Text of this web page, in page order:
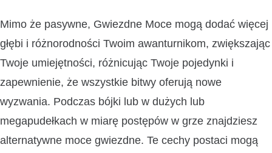
Mimo że pasywne, Gwiezdne Moce mogą dodać więcej
głębi i różnorodności Twoim awanturnikom, zwiększając
Twoje umiejętności, różnicując Twoje pojedynki i
zapewnienie, że wszystkie bitwy oferują nowe
wyzwania. Podczas bójki lub w dużych lub
megapudełkach w miarę postępów w grze znajdziesz
alternatywne moce gwiezdne. Te cechy postaci mogą